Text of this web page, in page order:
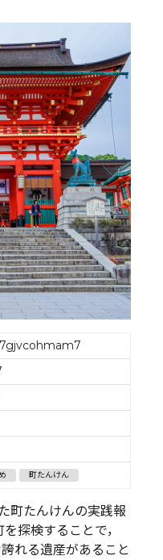
町たんけん
町たんけんの実践報
探検することで，
れる遺産があること